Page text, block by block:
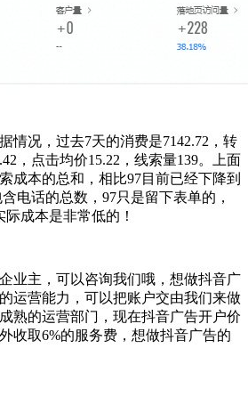
情况，过去7天的消费是7142.72，转
，点击均价15.22，线索量139。 上面
成本的总和，相比97目前已经下降到
电话的总数，97只是留下表单的，
成本是非常低的！
业主，可以咨询我们哦，想做抖音广
运营能力，可以把账户交由我们来做
熟的运营部门，现在抖音广告开户价
收取6%的服务费，想做抖音广告的